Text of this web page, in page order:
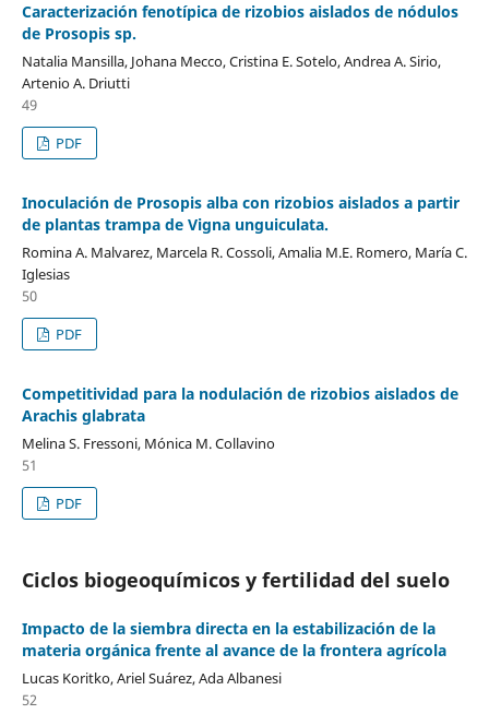
Caracterización fenotípica de rizobios aislados de nódulos
de Prosopis sp.
Natalia Mansilla, Johana Mecco, Cristina E. Sotelo, Andrea A. Sirio,
Artenio A. Driutti
49
PDF
Inoculación de Prosopis alba con rizobios aislados a partir
de plantas trampa de Vigna unguiculata.
Romina A. Malvarez, Marcela R. Cossoli, Amalia M.E. Romero, María C.
Iglesias
50
PDF
Competitividad para la nodulación de rizobios aislados de
Arachis glabrata
Melina S. Fressoni, Mónica M. Collavino
51
PDF
Ciclos biogeoquímicos y fertilidad del suelo
Impacto de la siembra directa en la estabilización de la
materia orgánica frente al avance de la frontera agrícola
Lucas Koritko, Ariel Suárez, Ada Albanesi
52